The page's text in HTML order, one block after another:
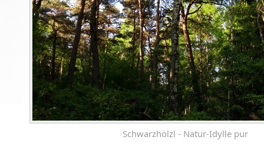
Schwarzhölzl - Natur-Idylle pur